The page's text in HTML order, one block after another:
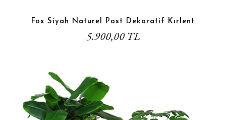
Fox Siyah Naturel Post Dekoratif Kırlent
5.900,00 TL